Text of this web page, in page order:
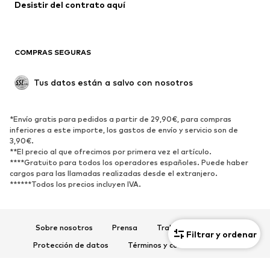
Filtrar y ordenar
Abrigos
Tallas grandes
Reciclado
ZAPATOS
Nuevo
Zapatillas de deporte
Botines
Zapatos de tacón y plataforma Botas
Zapatillas de casa
Exclusivo
Desistir del contrato aquí
COMPRAS SEGURAS
Tus datos están a salvo con nosotros
*Envío gratis para pedidos a partir de 29,90€, para compras
inferiores a este importe, los gastos de envío y servicio son de
3,90€.
**El precio al que ofrecimos por primera vez el artículo.
****Gratuito para todos los operadores españoles. Puede haber
cargos para las llamadas realizadas desde el extranjero.
******Todos los precios incluyen IVA.
Sobre nosotros Prensa
Trabaja con nosotros
Protección de datos
Términos y condiciones de uso